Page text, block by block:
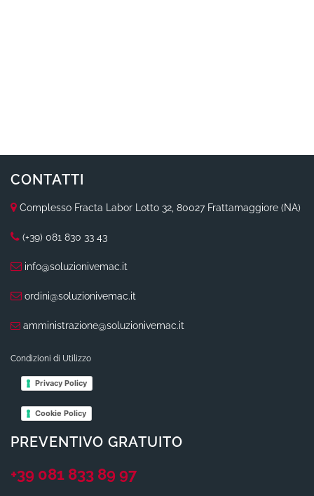
CONTATTI
Complesso Fracta Labor Lotto 32, 80027 Frattamaggiore (NA)
(+39) 081 830 33 43
info@soluzionivemac.it
ordini@soluzionivemac.it
amministrazione@soluzionivemac.it
Condizioni di Utilizzo
Privacy Policy
Cookie Policy
PREVENTIVO GRATUITO
+39 081 833 89 97